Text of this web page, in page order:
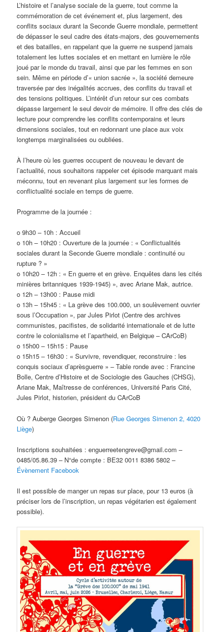
L’histoire et l’analyse sociale de la guerre, tout comme la
commémoration de cet événement et, plus largement, des
conflits sociaux durant la Seconde Guerre mondiale, permettent
de dépasser le seul cadre des états-majors, des gouvernements
et des batailles, en rappelant que la guerre ne suspend jamais
totalement les luttes sociales et en mettant en lumière le rôle
joué par le monde du travail, ainsi que par les femmes en son
sein. Même en période d’« union sacrée », la société demeure
traversée par des inégalités accrues, des conflits du travail et
des tensions politiques. L’intérêt d’un retour sur ces combats
dépasse largement le seul devoir de mémoire. Il offre des clés de
lecture pour comprendre les conflits contemporains et leurs
dimensions sociales, tout en redonnant une place aux voix
longtemps marginalisées ou oubliées.
À l’heure où les guerres occupent de nouveau le devant de
l’actualité, nous souhaitons rappeler cet épisode marquant mais
méconnu, tout en revenant plus largement sur les formes de
conflictualité sociale en temps de guerre.
Programme de la journée :
o 9h30 – 10h : Accueil
o 10h – 10h20 : Ouverture de la journée : « Conflictualités
sociales durant la Seconde Guerre mondiale : continuité ou
rupture ? »
o 10h20 – 12h : « En guerre et en grève. Enquêtes dans les cités
minières britanniques 1939-1945) », avec Ariane Mak, autrice.
o 12h – 13h00 : Pause midi
o 13h – 15h45 : « La grève des 100.000, un soulèvement ouvrier
sous l’Occupation », par Jules Pirlot (Centre des archives
communistes, pacifistes, de solidarité internationale et de lutte
contre le colonialisme et l’apartheid, en Belgique – CArCoB)
o 15h00 – 15h15 : Pause
o 15h15 – 16h30 : « Survivre, revendiquer, reconstruire : les
conquis sociaux d’aprèsguerre » – Table ronde avec : Francine
Bolle, Centre d’Histoire et de Sociologie des Gauches (CHSG),
Ariane Mak, Maîtresse de conférences, Université Paris Cité,
Jules Pirlot, historien, président du CArCoB
Où ? Auberge Georges Simenon (Rue Georges Simenon 2, 4020
Liège)
Inscriptions souhaitées : enguerreetengreve@gmail.com –
0485/05.86.39 – N°de compte : BE32 0011 8386 5802 –
Évènement Facebook
Il est possible de manger un repas sur place, pour 13 euros (à
préciser lors de l’inscription, un repas végétarien est également
possible).